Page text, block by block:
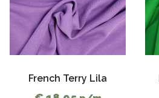
French Terry Lila